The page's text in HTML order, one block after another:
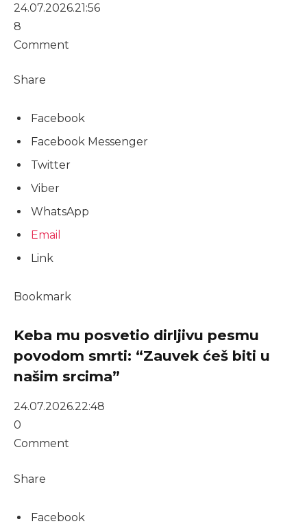
24.07.2026.21:56
8
Comment
Share
Facebook
Facebook Messenger
Twitter
Viber
WhatsApp
Email
Link
Bookmark
Keba mu posvetio dirljivu pesmu
povodom smrti: “Zauvek ćeš biti u
našim srcima”
24.07.2026.22:48
0
Comment
Share
Facebook